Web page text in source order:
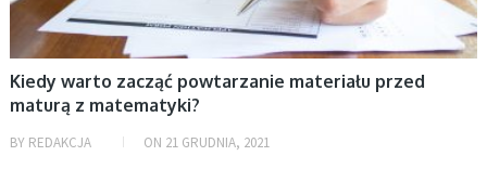
Kiedy warto zacząć powtarzanie materiału przed
maturą z matematyki?
BY REDAKCJA ON 21 GRUDNIA, 2021